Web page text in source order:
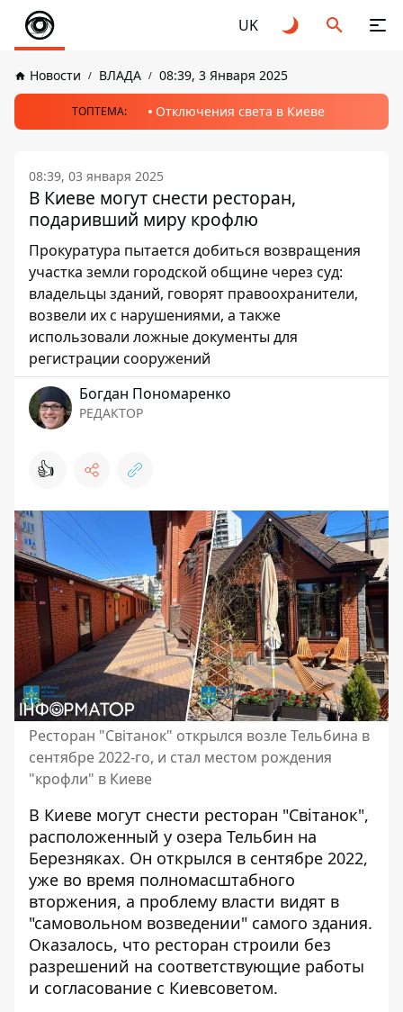
UK
Новости ВЛАДА 08:39, 3 Января 2025
ТОПТЕМА: Отключения света в Киеве
08:39, 03 января 2025
В Киеве могут снести ресторан,
подаривший миру крофлю
Прокуратура пытается добиться возвращения
участка земли городской общине через суд:
владельцы зданий, говорят правоохранители,
возвели их с нарушениями, а также
использовали ложные документы для
регистрации сооружений
Богдан Пономаренко
РЕДАКТОР
👍
Ресторан "Світанок" открылся возле Тельбина в
сентябре 2022-го, и стал местом рождения
"крофли" в Киеве
В Киеве могут снести ресторан "Світанок",
расположенный у озера Тельбин на
Березняках. Он открылся в сентябре 2022,
уже во время полномасштабного
вторжения, а проблему власти видят в
"самовольном возведении" самого здания.
Оказалось, что ресторан строили без
разрешений на соответствующие работы
и согласование с Киевсоветом.